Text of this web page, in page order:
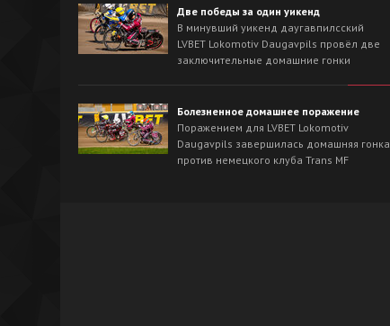
против лидера сезона - Wybrzeże Gdańsk.
На треке в Гданьске хозяева с первых
заездов захватили инициативу и
одержали победу со счётом 54:36.
Две победы за один уикенд
В минувший уикенд даугавпилсский
LVBET Lokomotiv Daugavpils провёл две
заключительные домашние гонки
домашнем треке наша команда сначала
в невероятно напряжённой борьбе
вырвала победу у OK Kolejarz Opole -
46:44, а на следующий день уверенно
Болезненное домашнее поражение
Поражением для LVBET Lokomotiv
Daugavpils завершилась домашняя гонка
против немецкого клуба Trans MF